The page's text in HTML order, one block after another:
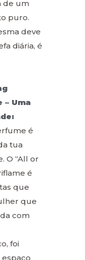
de um
puro.
deve
diária, é
– Uma
é
tua
O “All or
é
que
que
com
foi